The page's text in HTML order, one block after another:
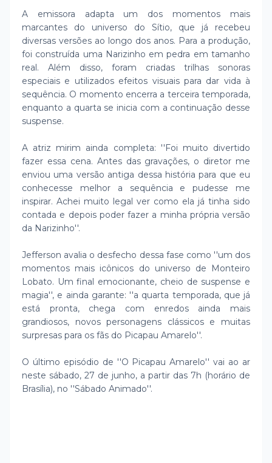
A emissora adapta um dos momentos mais
marcantes do universo do Sítio, que já recebeu
diversas versões ao longo dos anos. Para a produção,
foi construída uma Narizinho em pedra em tamanho
real. Além disso, foram criadas trilhas sonoras
especiais e utilizados efeitos visuais para dar vida à
sequência. O momento encerra a terceira temporada,
enquanto a quarta se inicia com a continuação desse
suspense.
A atriz mirim ainda completa: ''Foi muito divertido
fazer essa cena. Antes das gravações, o diretor me
enviou uma versão antiga dessa história para que eu
conhecesse melhor a sequência e pudesse me
inspirar. Achei muito legal ver como ela já tinha sido
contada e depois poder fazer a minha própria versão
da Narizinho''.
Jefferson avalia o desfecho dessa fase como ''um dos
momentos mais icônicos do universo de Monteiro
Lobato. Um final emocionante, cheio de suspense e
magia'', e ainda garante: ''a quarta temporada, que já
está pronta, chega com enredos ainda mais
grandiosos, novos personagens clássicos e muitas
surpresas para os fãs do Picapau Amarelo''.
O último episódio de ''O Picapau Amarelo'' vai ao ar
neste sábado, 27 de junho, a partir das 7h (horário de
Brasília), no ''Sábado Animado''.